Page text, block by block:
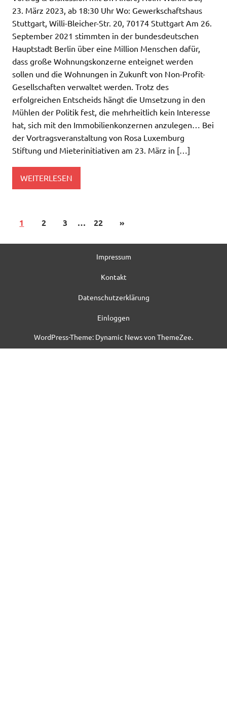
23. März 2023, ab 18:30 Uhr Wo: Gewerkschaftshaus
Stuttgart, Willi-Bleicher-Str. 20, 70174 Stuttgart Am 26.
September 2021 stimmten in der bundesdeutschen
Hauptstadt Berlin über eine Million Menschen dafür,
dass große Wohnungskonzerne enteignet werden
sollen und die Wohnungen in Zukunft von Non-Profit-
Gesellschaften verwaltet werden. Trotz des
erfolgreichen Entscheids hängt die Umsetzung in den
Mühlen der Politik fest, die mehrheitlich kein Interesse
hat, sich mit den Immobilienkonzernen anzulegen… Bei
der Vortragsveranstaltung von Rosa Luxemburg
Stiftung und Mieterinitiativen am 23. März in […]
WEITERLESEN
1 2 3 … 22 »
Impressum
Kontakt
Datenschutzerklärung
Einloggen
WordPress-Theme: Dynamic News von ThemeZee.